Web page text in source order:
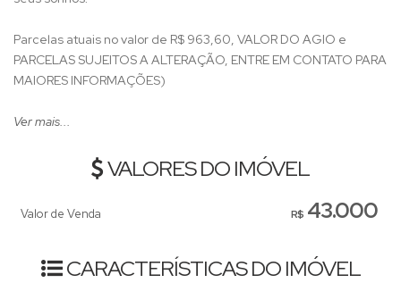
Parcelas atuais no valor de R$ 963,60, VALOR DO AGIO e
PARCELAS SUJEITOS A ALTERAÇÃO, ENTRE EM CONTATO PARA
MAIORES INFORMAÇÕES)
🌟 Localização privilegiada!
📞 Entre em contato para mais informações e agende uma
Ver mais...
VALORES DO IMÓVEL
R$ 43.000
Valor de Venda
CARACTERÍSTICAS DO IMÓVEL